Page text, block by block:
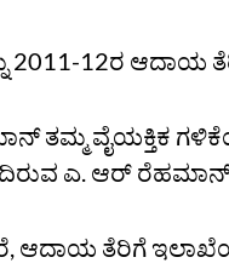
2011-12ರ
ತಮ್ಮ ವೈಯಕ್ತಿಕ
ಎ. ಆರ್ ರೆಹಮಾನ್
ಆದಾಯ ತೆರಿಗೆ